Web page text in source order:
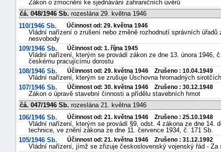
Zákon o zmocnění ke sjednávání zahraničních úvěrů
čá. 048/1946 Sb. rozeslána 29. května 1946
110/1946 Sb.
Účinnost od: 29. května 1946
Vládní nařízení o zrušení nebo změně rozhodnutí správních
nesvobody
109/1946 Sb.
Účinnost od: 1. října 1945
Vládní nařízení, kterým se provádí zákon ze dne 13. února 1946,
českému pracujícímu dorostu
108/1946 Sb.
Účinnost od: 29. května 1946 Zrušeno : 10.04.1949
Vládní nařízení, kterým se zrušuje Úschovna hromadných
107/1946 Sb.
Účinnost od: 30. května 1946 Zrušeno : 30.12.1948
Zákon o úpravě stavební činnosti a přídělu stavebních hmot
čá. 047/1946 Sb. rozeslána 21. května 1946
106/1946 Sb.
Účinnost od: 21. května 1946 Zrušeno : 25.10.1948
Vládní nařízení, kterým se provádí §9, odst. 4 zákona ze dne 14.
technice, ve znění zákona ze dne 11. července 1934, č. 171 Sb.
105/1946 Sb.
Účinnost od: 21. května 1946 Zrušeno : 31.12.1992
Vládní nařízení, jímž se zřizuje československý vojenský řád - Za